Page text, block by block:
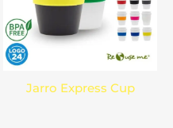
Jarro Express Cup